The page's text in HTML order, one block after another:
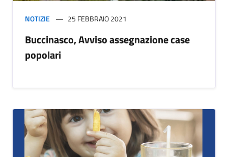
NOTIZIE 25 FEBBRAIO 2021
Buccinasco, Avviso assegnazione case
popolari